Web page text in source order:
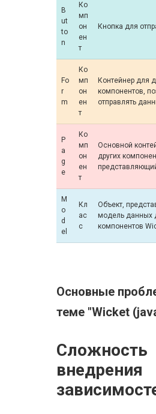
B
ut
to
n
Ко
мп
он
ен
т
Кнопка для
Fo
r
m
Ко
мп
он
ен
т
Контейнер для
компонентов,
отправлять
P
a
g
e
Ко
мп
он
ен
т
Основной
других
M
o
d
el
Кл
ас
с
Объект,
модель данных
компонентов
Основные
теме "Wicket
Сложность
внедрения